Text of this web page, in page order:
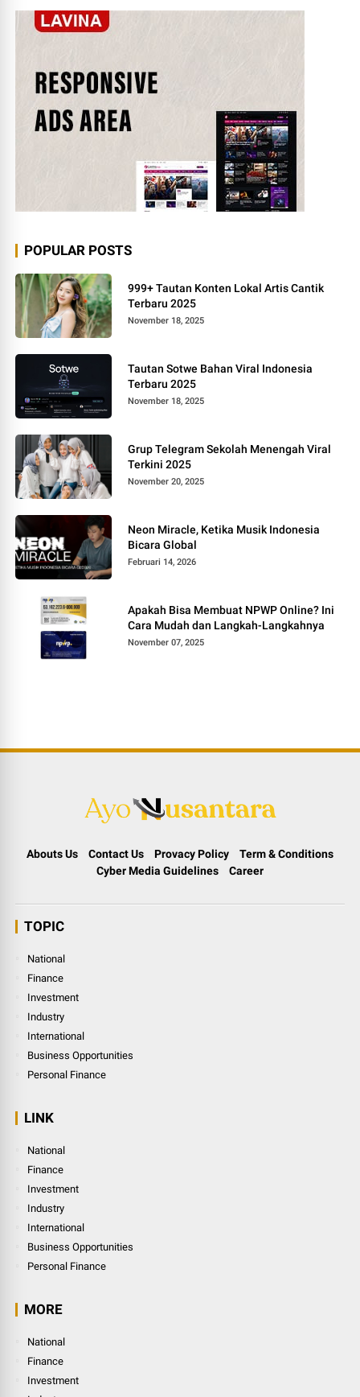
POPULAR POSTS
999+ Tautan Konten Lokal Artis Cantik
Terbaru 2025
November 18, 2025
Tautan Sotwe Bahan Viral Indonesia
Terbaru 2025
November 18, 2025
Grup Telegram Sekolah Menengah Viral
Terkini 2025
November 20, 2025
Neon Miracle, Ketika Musik Indonesia
Bicara Global
Februari 14, 2026
Apakah Bisa Membuat NPWP Online? Ini
Cara Mudah dan Langkah-Langkahnya
November 07, 2025
Abouts Us Contact Us Provacy Policy
Term & Conditions
Cyber Media Guidelines
Career
TOPIC
National
Finance
Investment
Industry
International
Business Opportunities
Personal Finance
LINK
National
Finance
Investment
Industry
International
Business Opportunities
Personal Finance
MORE
National
Finance
Investment